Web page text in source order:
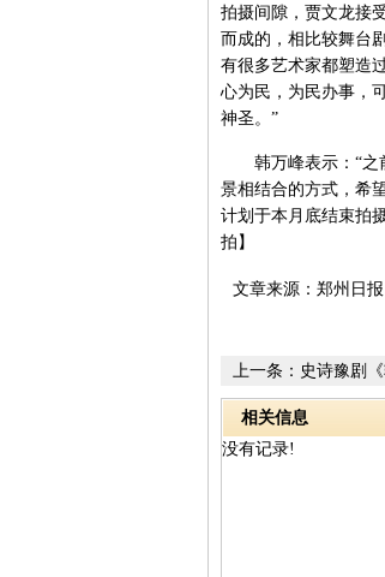
拍摄间隙，贾文龙接
而成的，相比较舞台
有很多艺术家都塑造
心为民，为民办事，
神圣。”
韩万峰表示：“之前
景相结合的方式，希
计划于本月底结束拍
拍】
文章来源：郑州日报
上一条： 史诗豫剧
相关信息
没有记录!